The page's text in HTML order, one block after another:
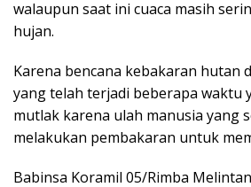
walaupun saat ini cuaca masih
hujan.
Karena bencana kebakaran hutan
yang telah terjadi beberapa waktu
mutlak karena ulah manusia yang
melakukan pembakaran untuk
Babinsa Koramil 05/Rimba